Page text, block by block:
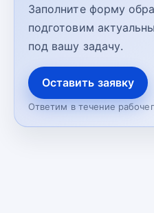
Заполните форму
подготовим
под вашу задачу.
Оставить заявку
Ответим в течение